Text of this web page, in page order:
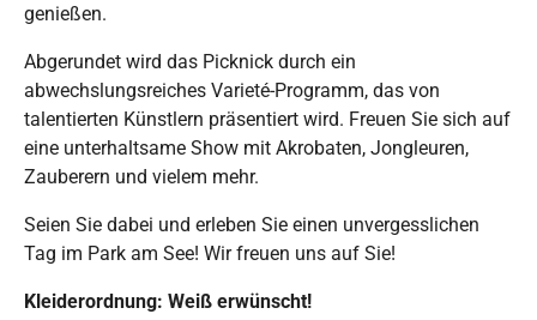
genießen.
Abgerundet wird das Picknick durch ein
abwechslungsreiches Varieté-Programm, das von
talentierten Künstlern präsentiert wird. Freuen Sie sich auf
eine unterhaltsame Show mit Akrobaten, Jongleuren,
Zauberern und vielem mehr.
Seien Sie dabei und erleben Sie einen unvergesslichen
Tag im Park am See! Wir freuen uns auf Sie!
Kleiderordnung: Weiß erwünscht!